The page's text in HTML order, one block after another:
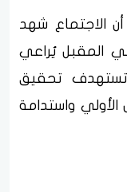
الاجتماع شهد
المقبل يُراعي
تستهدف تحقيق
الأولي واستدامة